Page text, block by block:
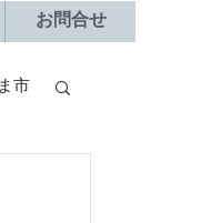
お問合せ
市